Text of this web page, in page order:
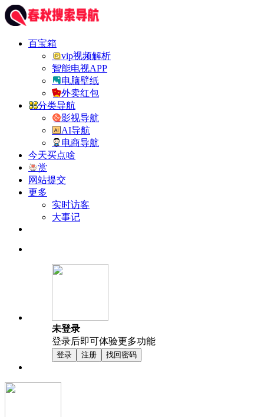
百宝箱
vip视频解析
智能电视APP
电脑壁纸
外卖红包
分类导航
影视导航
AI导航
电商导航
今天买点啥
赏
网站提交
更多
实时访客
大事记
未登录
登录后即可体验更多功能
登录 注册 找回密码